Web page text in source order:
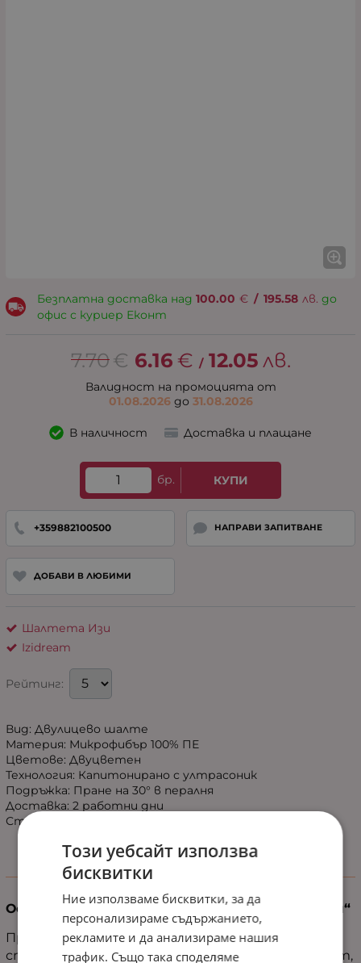
Безплатна доставка над 100.00 € / 195.58 лв. до
офис с куриер Еконт
7.70€ 6.16 € / 12.05 лв.
Валидност на промоцията от
01.08.2026 до 31.08.2026
В наличност Доставка и плащане
бр. КУПИ
+359882100500 НАПРАВИ ЗАПИТВАНЕ
ДОБАВИ В ЛЮБИМИ
Шалтета Изи
Izidream
Рейтинг:
Вид: Двулицево шалте
Материя: Микрофибър 100% ПЕ
Цветове: Двуцветен
Технология: Капитонирано с ултрасоник
Подръжка: Пране на 30° в пералня
Доставка: 2 работни дни
Страна на произход: България
Информация
Освежете дома си с двулицевото шалте „Изи“
Преобразете интериора си с шалте „Изи“ -
стилно и практично решение, което внася уют,
Този уебсайт използва
бисквитки
Ние използваме бисквитки, за да
персонализираме съдържанието,
рекламите и да анализираме нашия
трафик. Също така споделяме